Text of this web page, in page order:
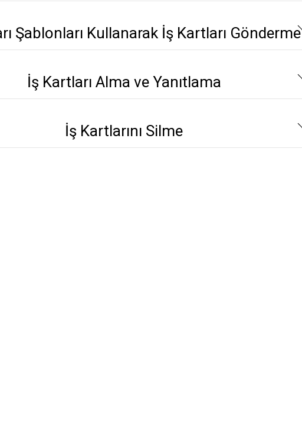
Şablonları Kullanarak İş Kartları Gönderme
İş Kartları Alma ve Yanıtlama
İş Kartlarını Silme